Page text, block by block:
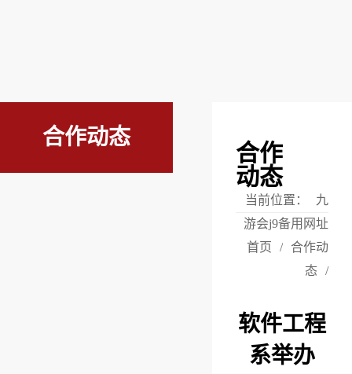
合作动态
合作
动态
当前位置：
九
游会j9备用网址
首页
/
合作动
态 /
软件工程
系举办